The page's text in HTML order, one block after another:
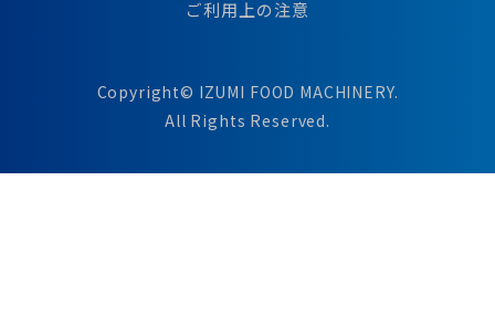
ご利用上の注意
Copyright© IZUMI FOOD MACHINERY.
All Rights Reserved.